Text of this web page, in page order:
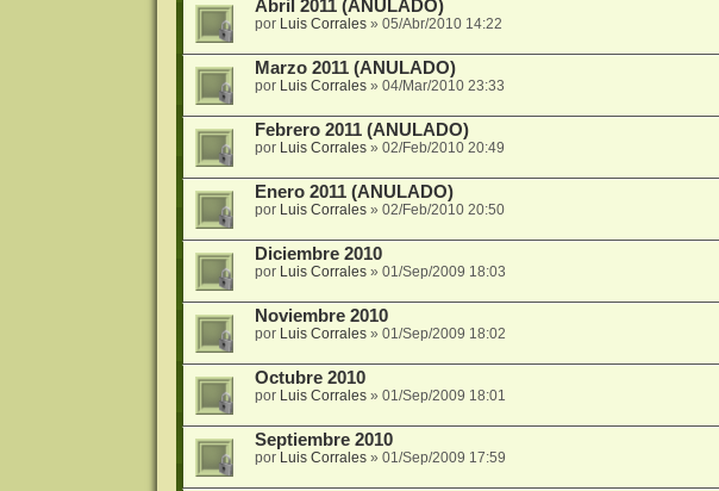
Abril 2011 (ANULADO)
por Luis Corrales» 05/Abr/2010 14:22
Marzo 2011 (ANULADO)
por Luis Corrales» 04/Mar/2010 23:33
Febrero 2011 (ANULADO)
por Luis Corrales» 02/Feb/2010 20:49
Enero 2011 (ANULADO)
por Luis Corrales» 02/Feb/2010 20:50
Diciembre 2010
por Luis Corrales» 01/Sep/2009 18:03
Noviembre 2010
por Luis Corrales» 01/Sep/2009 18:02
Octubre 2010
por Luis Corrales» 01/Sep/2009 18:01
Septiembre 2010
por Luis Corrales» 01/Sep/2009 17:59